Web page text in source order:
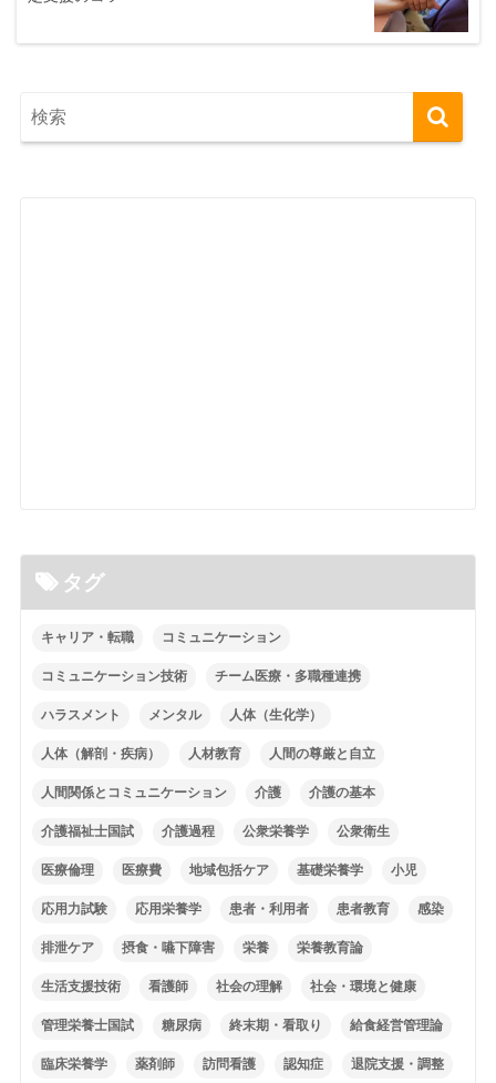
タグ
キャリア・転職 コミュニケーション
コミュニケーション技術 チーム医療・多職種連携
ハラスメント メンタル 人体（生化学）
人体（解剖・疾病） 人材教育 人間の尊厳と自立
人間関係とコミュニケーション 介護 介護の基本
介護福祉士国試 介護過程 公衆栄養学 公衆衛生
医療倫理 医療費 地域包括ケア 基礎栄養学 小児
応用力試験 応用栄養学 患者・利用者 患者教育 感染
排泄ケア 摂食・嚥下障害 栄養 栄養教育論
生活支援技術 看護師 社会の理解 社会・環境と健康
管理栄養士国試 糖尿病 終末期・看取り 給食経営管理論
臨床栄養学 薬剤師 訪問看護 認知症 退院支援・調整